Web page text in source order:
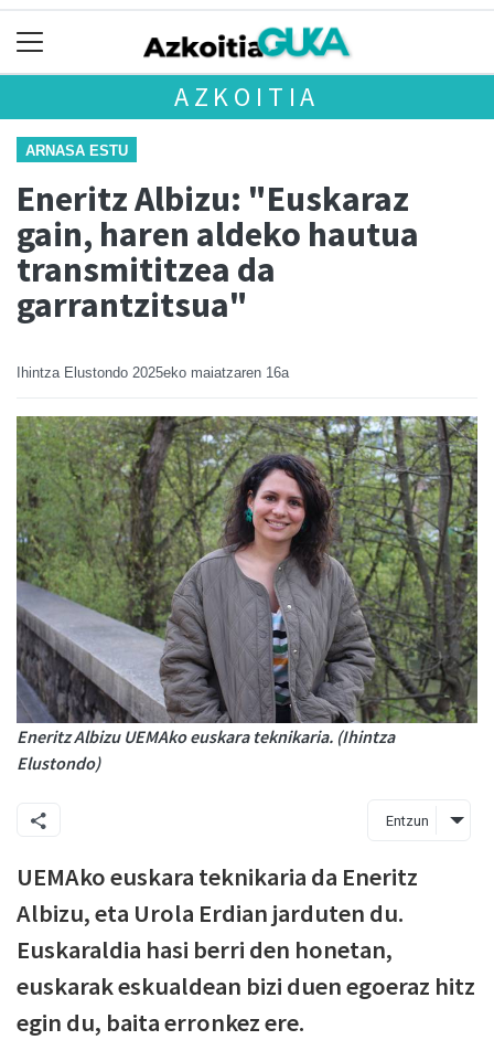
AZKOITIA
ARNASA ESTU
Eneritz Albizu: "Euskaraz
gain, haren aldeko hautua
transmititzea da
garrantzitsua"
Ihintza Elustondo 2025eko maiatzaren 16a
Eneritz Albizu UEMAko euskara teknikaria. (Ihintza
Elustondo)
Entzun
UEMAko euskara teknikaria da Eneritz
Albizu, eta Urola Erdian jarduten du.
Euskaraldia hasi berri den honetan,
euskarak eskualdean bizi duen egoeraz hitz
egin du, baita erronkez ere.